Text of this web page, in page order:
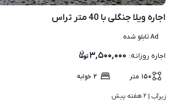
اجاره ویلا جنگلی با 40 متر تراس
Ad تابلو شده
اجاره روزانه: ۳,۵۰۰,۰۰۰
۱۵۰ متر ۲ خوابه
زیرآب | ۲ هفته پیش